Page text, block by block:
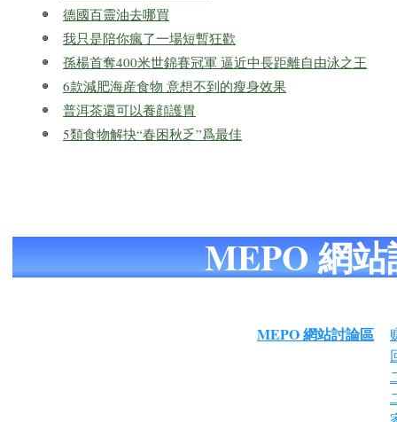
德國百靈油去哪買
我只是陪你瘋了一場短暫狂歡
孫楊首奪400米世錦賽冠軍 逼近中長距離自由泳之王
6款減肥海産食物 意想不到的瘦身效果
普洱茶還可以養顔護胃
5類食物解抉“春困秋乏”爲最佳
MEPO 網
MEPO 網站討論區